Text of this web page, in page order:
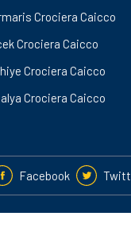
Crociera Caicco
Crociera Caicco
Crociera Caicco
Crociera Caicco
Facebook